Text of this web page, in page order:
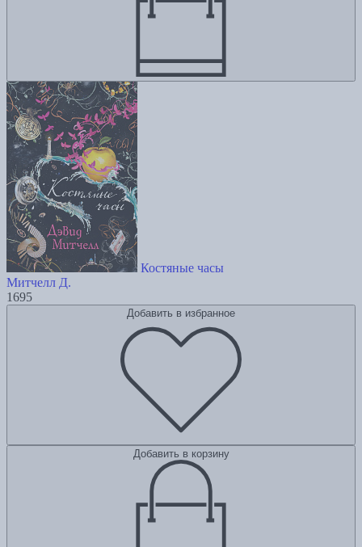
Костяные часы
Митчелл Д.
1695
Добавить в избранное
Добавить в корзину